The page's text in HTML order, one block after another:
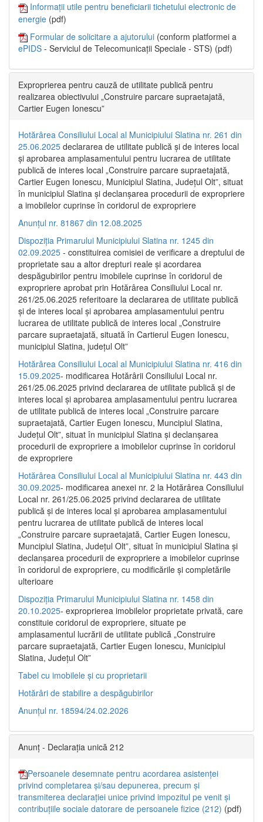
Informații utile pentru beneficiarii tichetului electronic de
energie (pdf)
Formular de solicitare a ajutorului (conform platformei a
ePIDS - Serviciul de Telecomunicații Speciale - STS) (pdf)
Exproprierea pentru cauză de utilitate publică pentru
realizarea obiectivului „Construire parcare supraetajată,
Cartier Eugen Ionescu”
Hotărârea Consiliului Local al Municipiului Slatina nr. 261 din
25.06.2025 declararea de utilitate publică și de interes local
și aprobarea amplasamentului pentru lucrarea de utilitate
publică de interes local „Construire parcare supraetajată,
Cartier Eugen Ionescu, Municipiul Slatina, Județul Olt”, situat
în municipiul Slatina și declanșarea procedurii de expropriere
a imobilelor cuprinse în coridorul de expropriere
Anunțul nr. 81867 din 12.08.2025
Dispoziția Primarului Municipiului Slatina nr. 1245 din
02.09.2025 - constituirea comisiei de verificare a dreptului de
proprietate sau a altor drepturi reale și acordarea
despăgubirilor pentru imobilele cuprinse în coridorul de
expropriere aprobat prin Hotărârea Consiliului Local nr.
261/25.06.2025 referitoare la declararea de utilitate publică
și de interes local și aprobarea amplasamentului pentru
lucrarea de utilitate publică de interes local „Construire
parcare supraetajată, situată în Cartierul Eugen Ionescu,
municipiul Slatina, județul Olt”
Hotărârea Consiliului Local al Municipiului Slatina nr. 416 din
15.09.2025- modificarea Hotărârii Consiliului Local nr.
261/25.06.2025 privind declararea de utilitate publică și de
interes local și aprobarea amplasamentului pentru lucrarea
de utilitate publică de interes local „Construire parcare
supraetajată, Cartier Eugen Ionescu, Muncipiul Slatina,
Județul Olt”, situat în municipiul Slatina și declanșarea
procedurii de expropriere a imobilelor cuprinse în coridorul
de expropriere
Hotărârea Consiliului Local al Municipiului Slatina nr. 443 din
30.09.2025- modificarea anexei nr. 2 la Hotărârea Consiliului
Local nr. 261/25.06.2025 privind declararea de utilitate
publică şi de interes local şi aprobarea amplasamentului
pentru lucrarea de utilitate publică de interes local
„Construire parcare supraetajată, Cartier Eugen Ionescu,
Muncipiul Slatina, Judeţul Olt”, situat în municipiul Slatina şi
declanşarea procedurii de expropriere a imobilelor cuprinse
în coridorul de expropriere, cu modificările şi completările
ulterioare
Dispoziția Primarului Municipiului Slatina nr. 1458 din
20.10.2025- exproprierea imobilelor proprietate privată, care
constituie coridorul de expropriere, situate pe
amplasamentul lucrării de utilitate publică „Construire
parcare supraetajată, Cartier Eugen Ionescu, Municipiul
Slatina, Județul Olt”
Tabel cu imobilele și cu proprietarii
Hotărâri de stabilire a despăgubirilor
Anunțul nr. 18594/24.02.2026
Anunț - Declarația unică 212
Persoanele desemnate pentru acordarea asistenței
privind completarea și/sau depunerea, precum și
transmiterea declarației unice privind impozitul pe venit și
contribuțiile sociale datorare de persoanele fizice (212) (pdf)